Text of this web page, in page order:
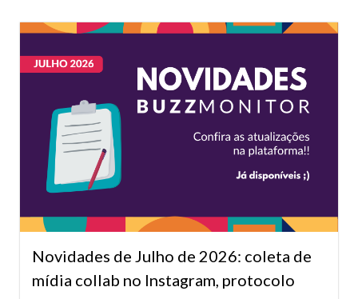
Novidades de Julho de 2026: coleta de
mídia collab no Instagram, protocolo